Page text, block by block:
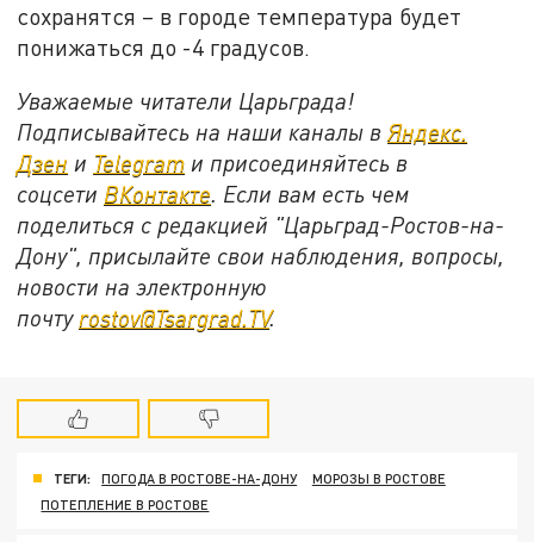
сохранятся – в городе температура будет
понижаться до -4 градусов.
Уважаемые читатели Царьграда!
Подписывайтесь на наши каналы вЯндекс.
Дзен и Telegram и присоединяйтесь в
соцсети ВКонтакте. Если вам есть чем
поделиться с редакцией "Царьград-Ростов-на-
Дону", присылайте свои наблюдения, вопросы,
новости на электронную
почту rostov@Tsargrad.ТV.
ТЕГИ: ПОГОДА В РОСТОВЕ-НА-ДОНУ
МОРОЗЫ В РОСТОВЕ
ПОТЕПЛЕНИЕ В РОСТОВЕ